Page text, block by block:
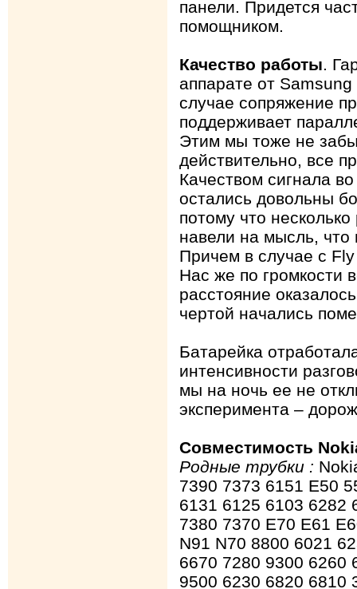
панели. Придется
помощником.
Качество работы.
аппарате от
случае сопряжение
поддерживает
Этим мы тоже не
действительно, все
Качеством сигнала
остались довольны
потому что
навели на мысль,
Причем в случае с
Нас же по громкости
расстояние
чертой начались
Батарейка
интенсивности
мы на ночь ее не
эксперимента –
Совместимость
Родные трубки :
7390 7373 6151 E50
6131 6125 6103 6282
7380 7370 E70 E61
N91 N70 8800 6021
6670 7280 9300 6260
9500 6230 6820 6810